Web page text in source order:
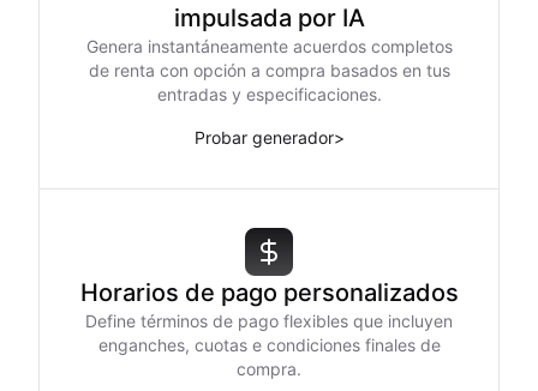
impulsada por IA
Genera instantáneamente acuerdos completos
de renta con opción a compra basados en tus
entradas y especificaciones.
Probar generador>
Horarios de pago personalizados
Define términos de pago flexibles que incluyen
enganches, cuotas e condiciones finales de
compra.